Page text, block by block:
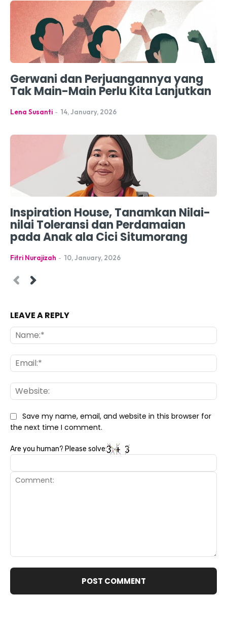
Gerwani dan Perjuangannya yang
Tak Main-Main Perlu Kita Lanjutkan
Lena Susanti - 14, January, 2026
Inspiration House, Tanamkan Nilai-
nilai Toleransi dan Perdamaian
pada Anak ala Cici Situmorang
Fitri Nurajizah - 10, January, 2026
LEAVE A REPLY
Save my name, email, and website in this browser for
the next time I comment.
Are you human? Please solve: